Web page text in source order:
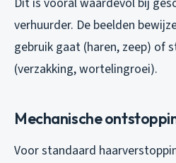
verhuurder. De beelden
gebruik gaat (haren, zeep) of
(verzakking, wortelingroei).
Mechanische
Voor standaard